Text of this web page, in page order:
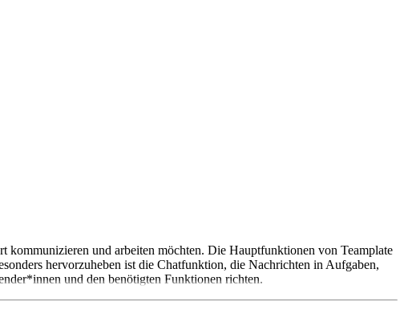
kommunizieren und arbeiten möchten. Die Hauptfunktionen von Teamplate
hervorzuheben ist die Chatfunktion, die Nachrichten in Aufgaben,
und den benötigten Funktionen richten.